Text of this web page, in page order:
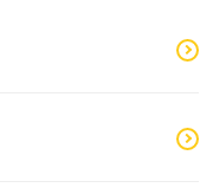
何かを守ろうと
ことは何か」を
括支援センターや
ントがあり、私
、DV相談＋は電話
談ナビは#8008で